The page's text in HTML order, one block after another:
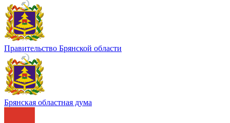
Правительство Брянской области
Брянская областная дума